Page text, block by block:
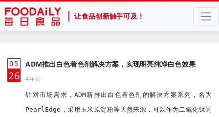
让食品创新触手可及！
05
月
26
ADM推出白色着色剂解决方案，实现明亮纯净白色效果
4年前
针对市场需求，ADM新推出白色着色剂的解决方案系列，名为
PearlEdge，采用玉米原淀粉等天然来源，可以作为二氧化钛的